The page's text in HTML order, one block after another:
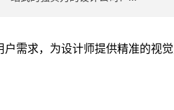
需求，为设计师提供精准的视